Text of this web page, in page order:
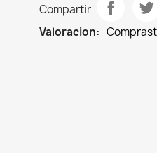
Compartir
Valoracion: